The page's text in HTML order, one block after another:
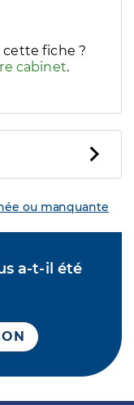
besoins
cette fiche ?
cabinet.
ou manquante
a-t-il été